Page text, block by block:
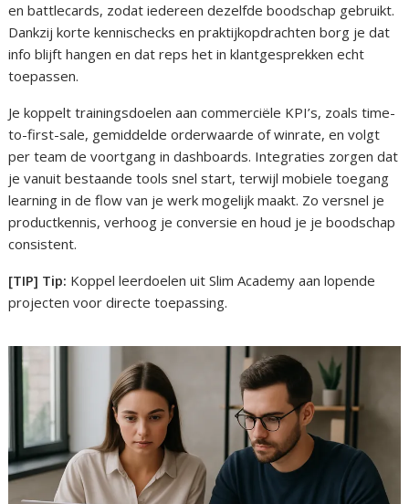
en battlecards, zodat iedereen dezelfde boodschap gebruikt.
Dankzij korte kennischecks en praktijkopdrachten borg je dat
info blijft hangen en dat reps het in klantgesprekken echt
toepassen.
Je koppelt trainingsdoelen aan commerciële KPI’s, zoals time-
to-first-sale, gemiddelde orderwaarde of winrate, en volgt
per team de voortgang in dashboards. Integraties zorgen dat
je vanuit bestaande tools snel start, terwijl mobiele toegang
learning in de flow van je werk mogelijk maakt. Zo versnel je
productkennis, verhoog je conversie en houd je je boodschap
consistent.
[TIP] Tip: Koppel leerdoelen uit Slim Academy aan lopende
projecten voor directe toepassing.